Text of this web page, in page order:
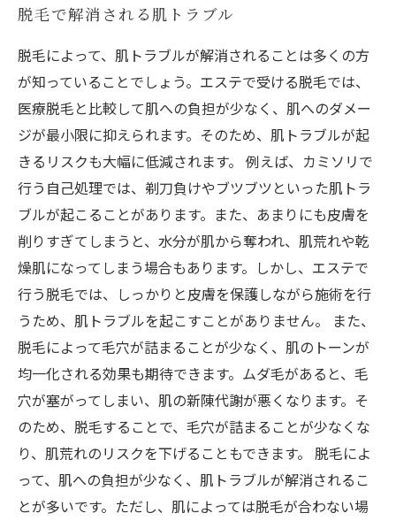
脱毛で解消される肌トラブル
脱毛によって、肌トラブルが解消されることは多くの方
が知っていることでしょう。エステで受ける脱毛では、
医療脱毛と比較して肌への負担が少なく、肌へのダメー
ジが最小限に抑えられます。そのため、肌トラブルが起
きるリスクも大幅に低減されます。 例えば、カミソリで
行う自己処理では、剃刀負けやブツブツといった肌トラ
ブルが起こることがあります。また、あまりにも皮膚を
削りすぎてしまうと、水分が肌から奪われ、肌荒れや乾
燥肌になってしまう場合もあります。しかし、エステで
行う脱毛では、しっかりと皮膚を保護しながら施術を行
うため、肌トラブルを起こすことがありません。 また、
脱毛によって毛穴が詰まることが少なく、肌のトーンが
均一化される効果も期待できます。ムダ毛があると、毛
穴が塞がってしまい、肌の新陳代謝が悪くなります。そ
のため、脱毛することで、毛穴が詰まることが少なくな
り、肌荒れのリスクを下げることもできます。 脱毛によ
って、肌への負担が少なく、肌トラブルが解消されるこ
とが多いです。ただし、肌によっては脱毛が合わない場